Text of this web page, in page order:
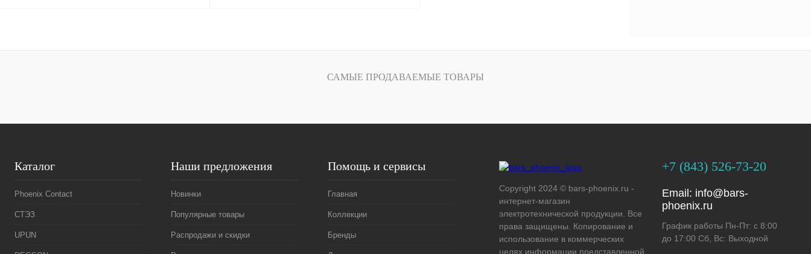
САМЫЕ ПРОДАВАЕМЫЕ ТОВАРЫ
Каталог
Phoenix Contact
СТЭЗ
UPUN
Наши предложения
Новинки
Популярные товары
Распродажи и скидки
Помощь и сервисы
Главная
Коллекции
Бренды
Copyright 2024 © bars-phoenix.ru -
интернет-магазин
электротехнической продукции. Все
права защищены. Копирование и
использование в коммерческих
целях информации представленной
+7 (843) 526-73-20
Email: info@bars-
phoenix.ru
График работы Пн-Пт: с 8:00
до 17:00 Сб, Вс: Выходной